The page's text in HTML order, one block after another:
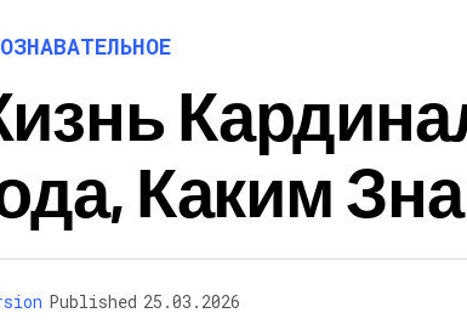
Каким
Published 25.03.2026